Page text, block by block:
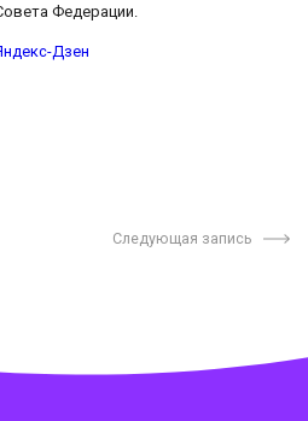
Федерации.
Дзен
Следующая запись